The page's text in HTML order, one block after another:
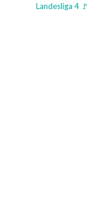
Landesliga 4